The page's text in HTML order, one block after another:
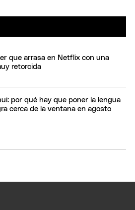
que arrasa en Netflix con una
retorcida
por qué hay que poner la lengua
cerca de la ventana en agosto